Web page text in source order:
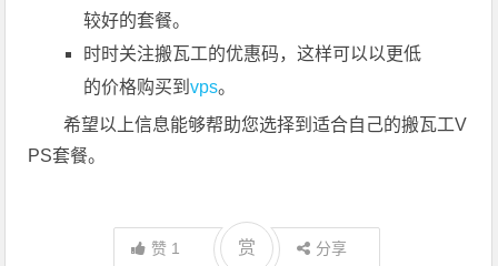
较好的套餐。
时时关注搬瓦工的优惠码，这样可以以更低
的价格购买到vps。
希望以上信息能够帮助您选择到适合自己的搬瓦工V
PS套餐。
赞 1 赏 分享